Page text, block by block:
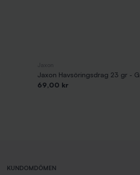
Jaxon Havsöringsdrag 23 gr -
Pris
69,00 kr
KUNDOMDÖMEN